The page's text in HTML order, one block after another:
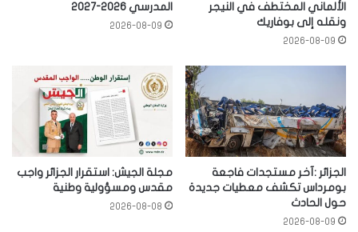
الألماني المختطف في النيجر
ونقله إلى بوفاريك
2026-08-09
المدرسي 2026-2027
2026-08-09
الجزائر :آخر مستجدات فاجعة
بومرداس تكشف معطيات جديدة
حول الحادث
2026-08-09
مجلة الجيش: استقرار الجزائر واجب
مقدس ومسؤولية وطنية
2026-08-08